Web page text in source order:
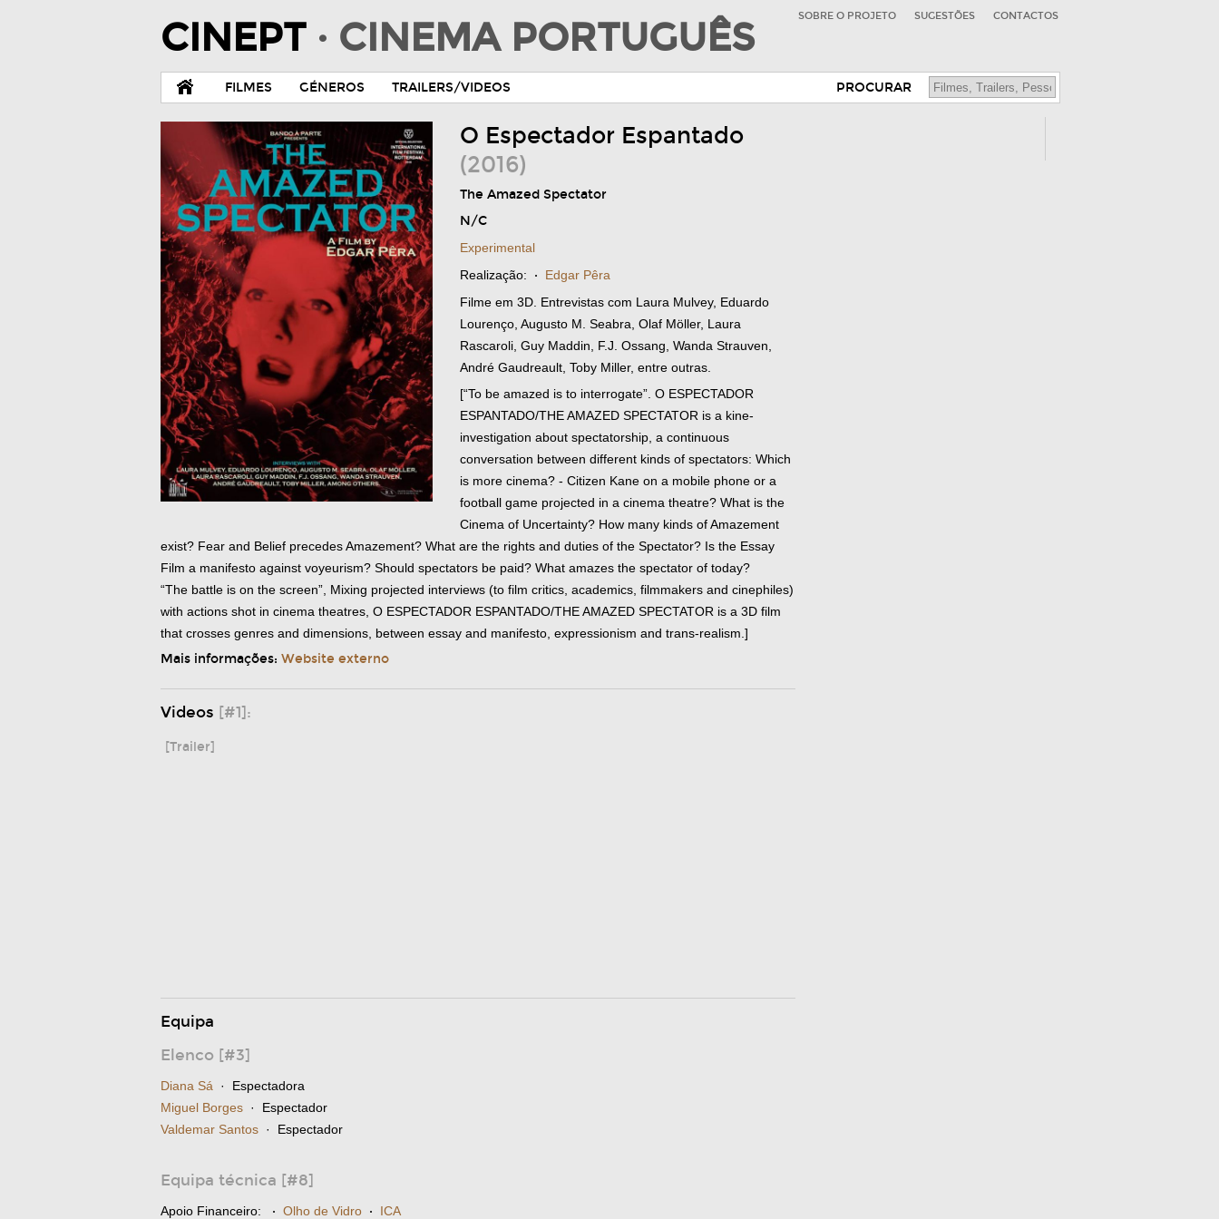
CINEPT · CINEMA PORTUGUÊS SOBRE O PROJETO SUGESTÕES CONTACTOS
FILMES GÉNEROS TRAILERS/VIDEOS PROCURAR
O Espectador Espantado
(2016)
The Amazed Spectator
N/C
Experimental
Realização: · Edgar Pêra
Filme em 3D. Entrevistas com Laura Mulvey, Eduardo
Lourenço, Augusto M. Seabra, Olaf Möller, Laura
Rascaroli, Guy Maddin, F.J. Ossang, Wanda Strauven,
André Gaudreault, Toby Miller, entre outras.
[“To be amazed is to interrogate”. O ESPECTADOR
ESPANTADO/THE AMAZED SPECTATOR is a kine-
investigation about spectatorship, a continuous
conversation between different kinds of spectators: Which
is more cinema? - Citizen Kane on a mobile phone or a
football game projected in a cinema theatre? What is the
Cinema of Uncertainty? How many kinds of Amazement
exist? Fear and Belief precedes Amazement? What are the rights and duties of the Spectator? Is the Essay
Film a manifesto against voyeurism? Should spectators be paid? What amazes the spectator of today?
“The battle is on the screen”, Mixing projected interviews (to film critics, academics, filmmakers and cinephiles)
with actions shot in cinema theatres, O ESPECTADOR ESPANTADO/THE AMAZED SPECTATOR is a 3D film
that crosses genres and dimensions, between essay and manifesto, expressionism and trans-realism.]
Mais informações: Website externo
Videos [#1]:
[Trailer]
Equipa
Elenco [#3]
Diana Sá · Espectadora
Miguel Borges · Espectador
Valdemar Santos · Espectador
Equipa técnica [#8]
Apoio Financeiro: · Olho de Vidro · ICA